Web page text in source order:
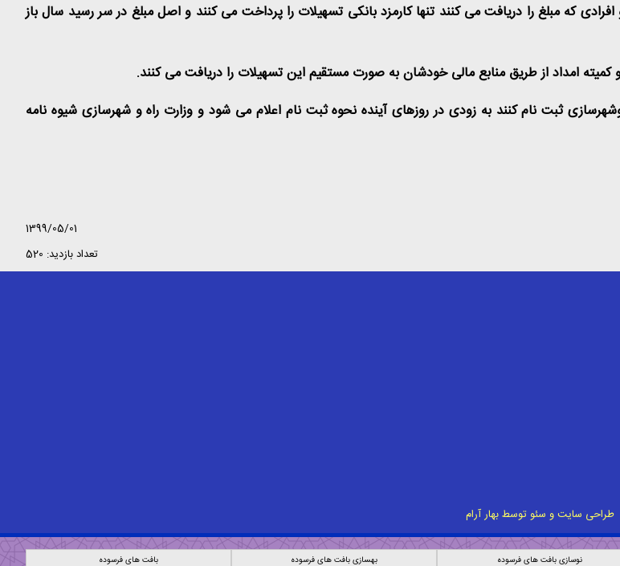
که مبلغ را دریافت می کنند تنها کارمزد بانکی تسهیلات را پرداخت می کنند و اصل مبلغ در سر رسید سال باز
امداد از طریق منابع مالی خودشان به صورت مستقیم این تسهیلات را دریافت می کنند.
ثبت نام کنند به زودی در روزهای آینده نحوه ثبت نام اعلام می شود و وزارت راه و شهرسازی شیوه نامه
1399/05/01
تعداد بازدید: 520
طراحی سایتو سئوتوسطبهار آرام
نوسازی بافت های فرسوده بهسازی بافت های فرسوده بافت های فرسوده